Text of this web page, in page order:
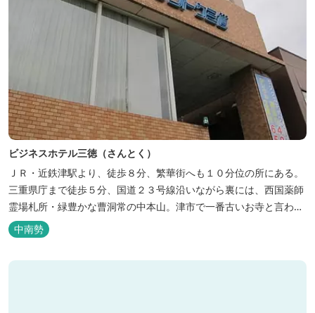
ビジネスホテル三徳（さんとく）
ＪＲ・近鉄津駅より、徒歩８分、繁華街へも１０分位の所にある。
三重県庁まで徒歩５分、国道２３号線沿いながら裏には、西国薬師
霊場札所・緑豊かな曹洞常の中本山。津市で一番古いお寺と言われ
る塔世山四天王寺があります。
中南勢